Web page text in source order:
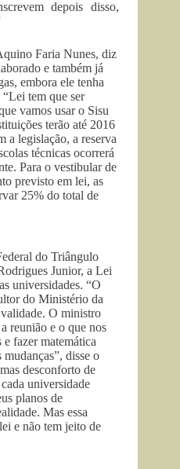
depois disso,
Faria Nunes, diz
e também já
embora ele tenha
tem que ser
vamos usar o Sisu
terão até 2016
a legislação, a reserva
técnicas ocorrerá
Para o vestibular de
previsto em lei, as
25% do total de
do Triângulo
Junior, a Lei
universidades. “O
do Ministério da
O ministro
reunião e o que nos
e fazer matemática
mudanças”, disse o
desconforto de
universidade
planos de
Mas essa
e não tem jeito de